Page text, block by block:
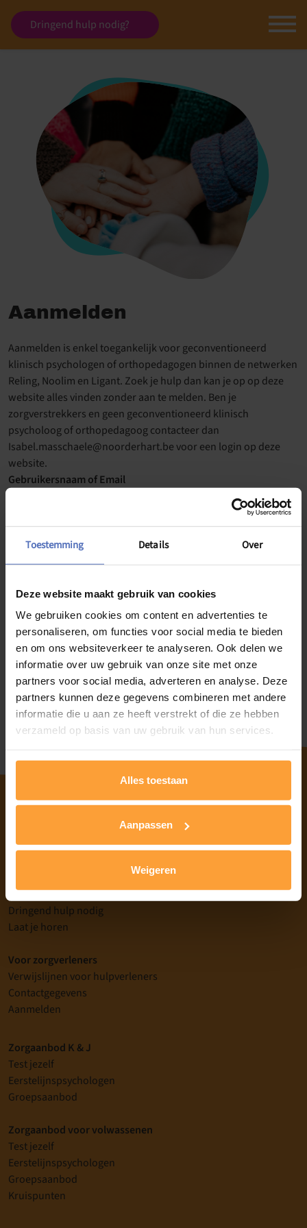
Toestemming Details Over
Deze website maakt gebruik van cookies
We gebruiken cookies om content en advertenties te
personaliseren, om functies voor social media te bieden
en om ons websiteverkeer te analyseren. Ook delen we
informatie over uw gebruik van onze site met onze
partners voor social media, adverteren en analyse. Deze
partners kunnen deze gegevens combineren met andere
informatie die u aan ze heeft verstrekt of die ze hebben
verzameld op basis van uw gebruik van hun services.
Alles toestaan
Aanpassen
Weigeren
Dringend hulp nodig?
Aanmelden
Aanmelden is enkel toegankelijk voor geconventioneerd
klinisch psychologen of orthopedagogen binnen de netwerken
Reling, Noolim en Ligant. Zoek je hulp dan kan je op op deze
website alles vinden zonder aan te melden. Ben je
zorgverstrekkers en geen geconventioneerd klinisch
psycholoog of orthopedagoog contacteer dan
Isabel.masschaele@noorderhart.be voor een login op deze
website.
Gebruikersnaam of Email
Wachtwoord
Onthoud mij
Heb je nog geen account, registreren
Wachtwoord vergeten?
Home
Over GGZ Limburg
Dringend hulp nodig
Laat je horen
Voor zorgverleners
Verwijslijnen voor hulpverleners
Contactgegevens
Aanmelden
Zorgaanbod K & J
Test jezelf
Eerstelijnspsychologen
Groepsaanbod
Zorgaanbod voor volwassenen
Test jezelf
Eerstelijnspsychologen
Groepsaanbod
Kruispunten